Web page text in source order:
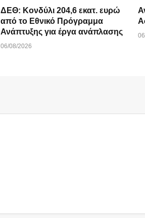
ΔΕΘ: Κονδύλι 204,6 εκατ. ευρώ
από το Εθνικό Πρόγραμμα
Ανάπτυξης για έργα ανάπλασης
06/08/2026